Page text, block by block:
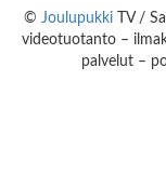
© JoulupukkiTV /
videotuotanto –
palvelut –